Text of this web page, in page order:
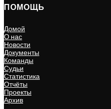
ПОМОЩЬ
Домой
О нас
Новости
Документы
Команды
Судьи
Статистика
Отчёты
Проекты
Архив